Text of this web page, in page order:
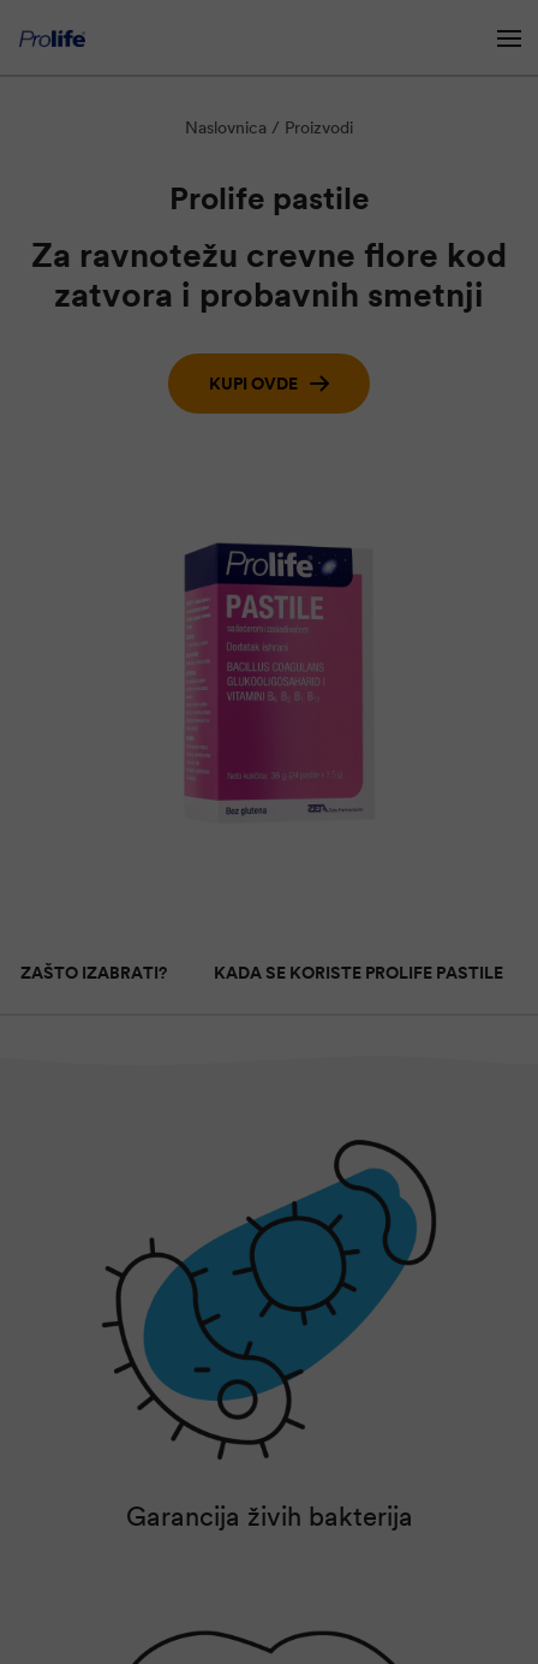
Preskoči na glavni sadržaj
Naslovnica Proizvodi
Prolife pastile
Za ravnotežu crevne flore kod
zatvora i probavnih smetnji
KUPI OVDE
ZAŠTO IZABRATI? KADA SE KORISTE PROLIFE PASTILE
Garancija živih bakterija